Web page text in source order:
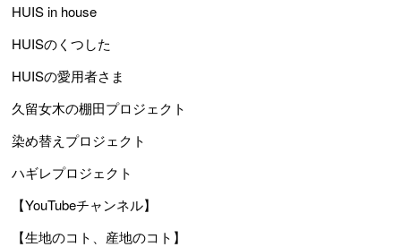
HUIS in house
HUISのくつした
HUISの愛用者さま
久留女木の棚田プロジェクト
染め替えプロジェクト
ハギレプロジェクト
【YouTubeチャンネル】
【生地のコト、産地のコト】